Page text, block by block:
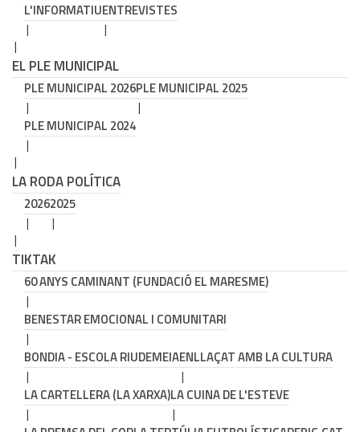
L'INFORMATIUENTREVISTES
EL PLE MUNICIPAL
PLE MUNICIPAL 2026PLE MUNICIPAL 2025
PLE MUNICIPAL 2024
LA RODA POLÍTICA
20262025
TIKTAK
60 ANYS CAMINANT (FUNDACIÓ EL MARESME)
BENESTAR EMOCIONAL I COMUNITARI
BONDIA - ESCOLA RIUDEMEIAENLLAÇAT AMB LA CULTURA
LA CARTELLERA (LA XARXA)LA CUINA DE L'ESTEVE